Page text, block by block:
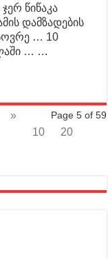
წიწაკა
დამზადების
… 10
… …
Page 5 of 59
»
10
20